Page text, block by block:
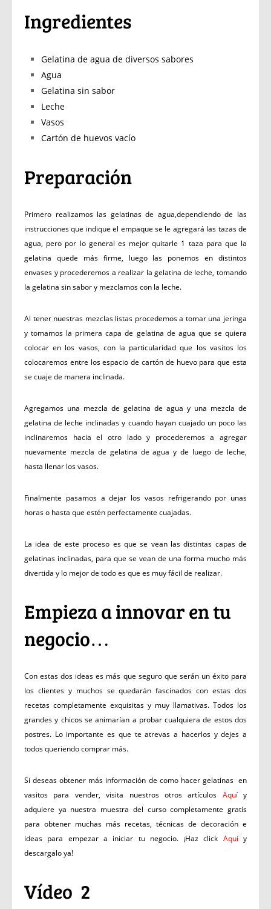
Ingredientes
Gelatina de agua de diversos sabores
Agua
Gelatina sin sabor
Leche
Vasos
Cartón de huevos vacío
Preparación
Primero realizamos las gelatinas de agua,dependiendo de las
instrucciones que indique el empaque se le agregará las tazas de
agua, pero por lo general es mejor quitarle 1 taza para que la
gelatina quede más firme, luego las ponemos en distintos
envases y procederemos a realizar la gelatina de leche, tomando
la gelatina sin sabor y mezclamos con la leche.
Al tener nuestras mezclas listas procedemos a tomar una jeringa
y tomamos la primera capa de gelatina de agua que se quiera
colocar en los vasos, con la particularidad que los vasitos los
colocaremos entre los espacio de cartón de huevo para que esta
se cuaje de manera inclinada.
Agregamos una mezcla de gelatina de agua y una mezcla de
gelatina de leche inclinadas y cuando hayan cuajado un poco las
inclinaremos hacia el otro lado y procederemos a agregar
nuevamente mezcla de gelatina de agua y de luego de leche,
hasta llenar los vasos.
Finalmente pasamos a dejar los vasos refrigerando por unas
horas o hasta que estén perfectamente cuajadas.
La idea de este proceso es que se vean las distintas capas de
gelatinas inclinadas, para que se vean de una forma mucho más
divertida y lo mejor de todo es que es muy fácil de realizar.
Empieza a innovar en tu
negocio…
Con estas dos ideas es más que seguro que serán un éxito para
los clientes y muchos se quedarán fascinados con estas dos
recetas completamente exquisitas y muy llamativas. Todos los
grandes y chicos se animarían a probar cualquiera de estos dos
postres. Lo importante es que te atrevas a hacerlos y dejes a
todos queriendo comprar más.
Si deseas obtener más información de como hacer gelatinas en
vasitos para vender, visita nuestros otros artículos Aquíy
adquiere ya nuestra muestra del curso completamente gratis
para obtener muchas más recetas, técnicas de decoración e
ideas para empezar a iniciar tu negocio. ¡Haz click Aquí y
descargalo ya!
Vídeo 2